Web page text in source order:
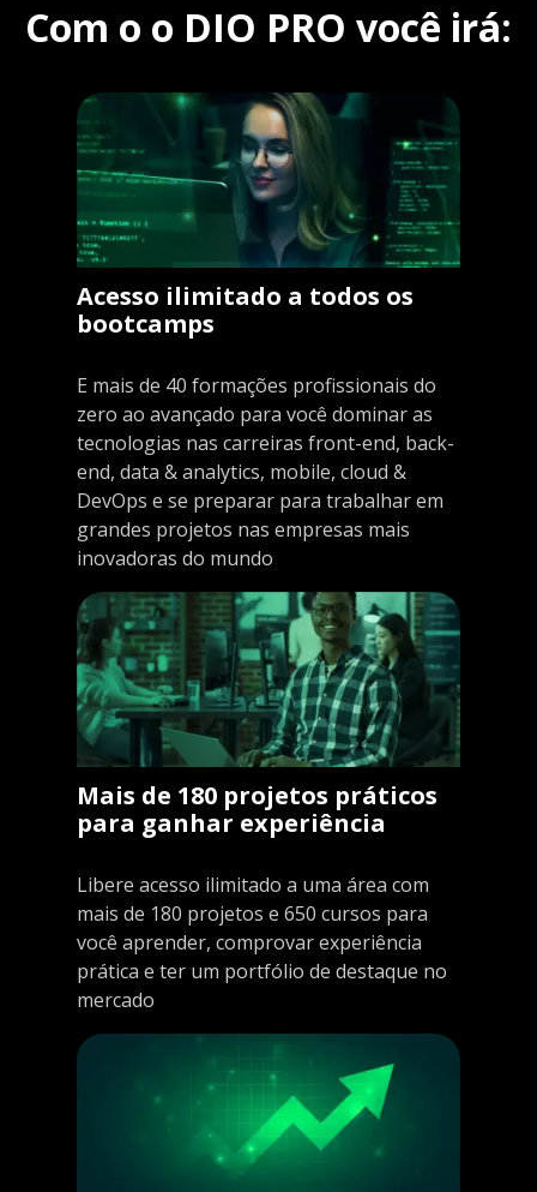
Com o o DIO PRO você irá:
Acesso ilimitado a todos os
bootcamps
E mais de 40 formações profissionais do
zero ao avançado para você dominar as
tecnologias nas carreiras front-end, back-
end, data & analytics, mobile, cloud &
DevOps e se preparar para trabalhar em
grandes projetos nas empresas mais
inovadoras do mundo
Mais de 180 projetos práticos
para ganhar experiência
Libere acesso ilimitado a uma área com
mais de 180 projetos e 650 cursos para
você aprender, comprovar experiência
prática e ter um portfólio de destaque no
mercado